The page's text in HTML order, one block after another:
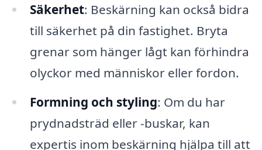
Säkerhet: Beskärning kan också bidra
till säkerhet på din fastighet. Bryta
grenar som hänger lågt kan förhindra
olyckor med människor eller fordon.
Formning och styling: Om du har
prydnadsträd eller -buskar, kan
expertis inom beskärning hjälpa till att